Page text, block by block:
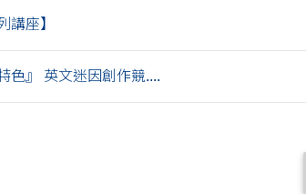
講座】
色』 英文迷因創作競....